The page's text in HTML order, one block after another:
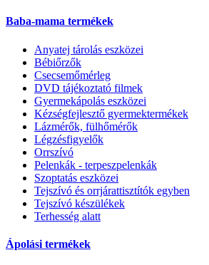
Baba-mama termékek
Anyatej tárolás eszközei
Bébiőrzők
Csecsemőmérleg
DVD tájékoztató filmek
Gyermekápolás eszközei
Kézségfejlesztő gyermektermékek
Lázmérők, fülhőmérők
Légzésfigyelők
Orrszívó
Pelenkák - terpeszpelenkák
Szoptatás eszközei
Tejszívó és orrjárattisztítók egyben
Tejszívó készülékek
Terhesség alatt
Ápolási termékek